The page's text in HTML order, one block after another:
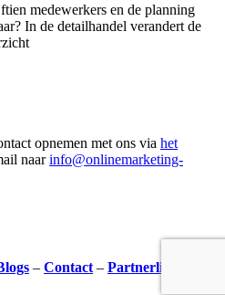
medewerkers en de planning
In de detailhandel verandert de
opnemen met ons via het
naarinfo@onlinemarketing-
– Contact – Partnerlinks